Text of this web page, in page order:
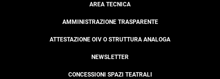
AREA TECNICA
AMMINISTRAZIONE TRASPARENTE
ATTESTAZIONE OIV O STRUTTURA ANALOGA
NEWSLETTER
CONCESSIONI SPAZI TEATRALI